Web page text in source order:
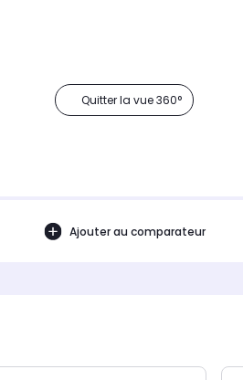
Quitter la vue 360°
Ajouter au comparateur